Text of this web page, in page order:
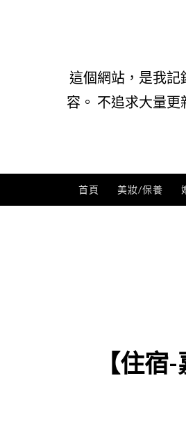
這個網站，是我記
容。 不追求大量
首頁 美妝/保養
【住